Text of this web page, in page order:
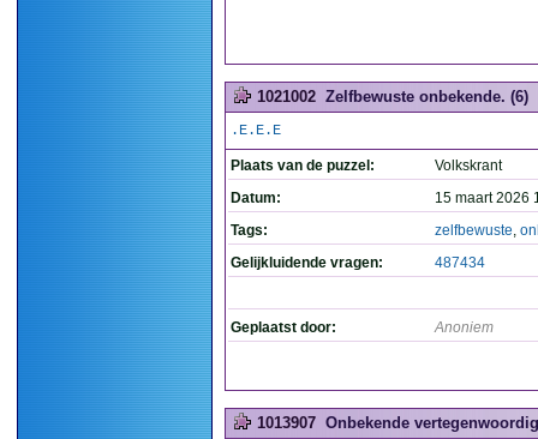
1021002 Zelfbewuste onbekende. (6)
.E.E.E
Plaats van de puzzel:
Volkskrant
Datum:
15 maart 2026
Tags:
zelfbewuste,
Gelijkluidende vragen:
487434
Geplaatst door: Anoniem
1013907 Onbekende